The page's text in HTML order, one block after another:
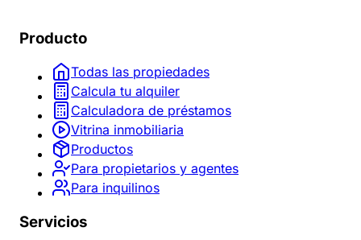
Producto
Todas las propiedades
Calcula tu alquiler
Calculadora de préstamos
Vitrina inmobiliaria
Productos
Para propietarios y agentes
Para inquilinos
Servicios